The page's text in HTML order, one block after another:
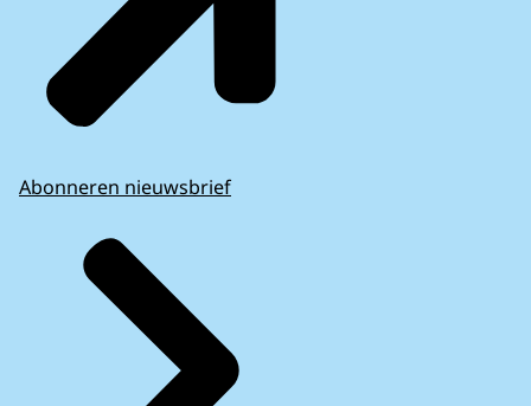
Abonneren nieuwsbrief